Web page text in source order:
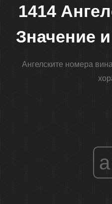
1414
Значение
Ангелските номера